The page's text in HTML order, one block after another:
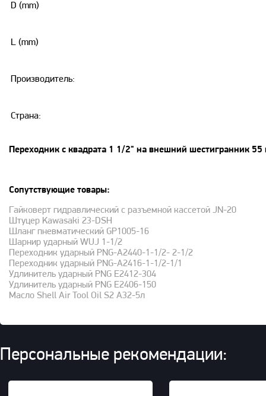
D (mm)
L (mm)
Производитель:
Страна:
Переходник с квадрата 1 1/2" на внешний шестигранник
Сопутствующие товары:
Гайковерт гидравлический с разъемной кассетой JN-20
Штуцер Kawasaki 23-DSH
Шланг пневматический GP1005-16
Шарнир ударный WUJ 1-1/2
Переходник ударный PNG-A2440-1-1/2- 2-1/2
Переходник ударный PNG-A2416-1-1/2-1/1
Удлинитель ударный PNG E2412-304
Удлинитель ударный PNG E2406-150
Масло Shell Air Tool Oil S2 A32-5л
Персональные рекомендации: